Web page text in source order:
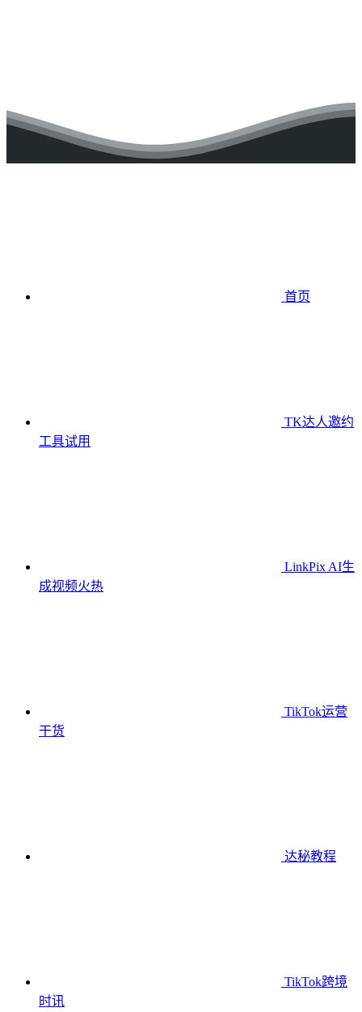
首页
TK达人邀约
工具试用
LinkPix AI生
成视频火热
TikTok运营
干货
达秘教程
TikTok跨境
时讯